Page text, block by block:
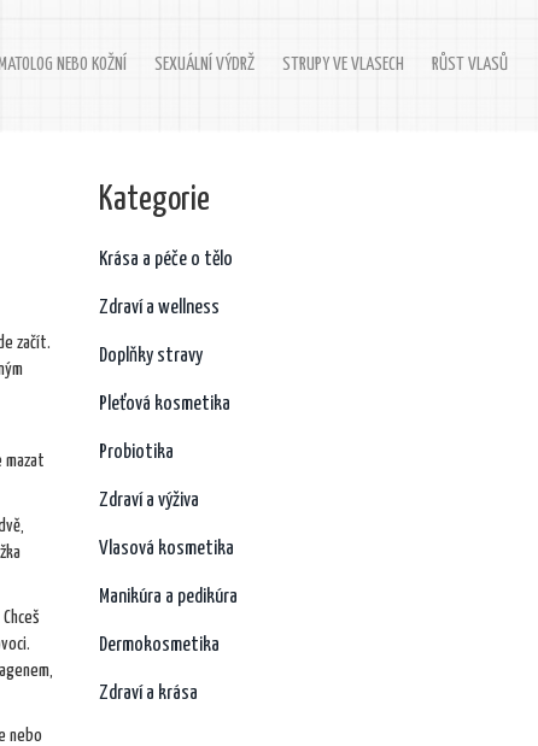
NEBO KOŽNÍ SEXUÁLNÍ VÝDRŽ STRUPY VE VLASECH RŮST VLASŮ
začít.
mazat
nebo
Kategorie
Krása a péče o tělo
Zdraví a wellness
Doplňky stravy
Pleťová kosmetika
Probiotika
Zdraví a výživa
Vlasová kosmetika
Manikúra a pedikúra
Dermokosmetika
Zdraví a krása